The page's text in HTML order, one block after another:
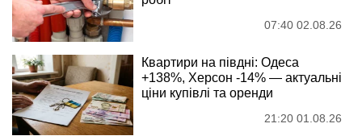
07:40 02.08.26
Квартири на півдні: Одеса
+138%, Херсон -14% — актуальні
ціни купівлі та оренди
21:20 01.08.26